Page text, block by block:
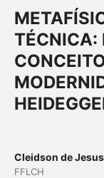
TÉCNICA:
Cleidson de
FFLCH